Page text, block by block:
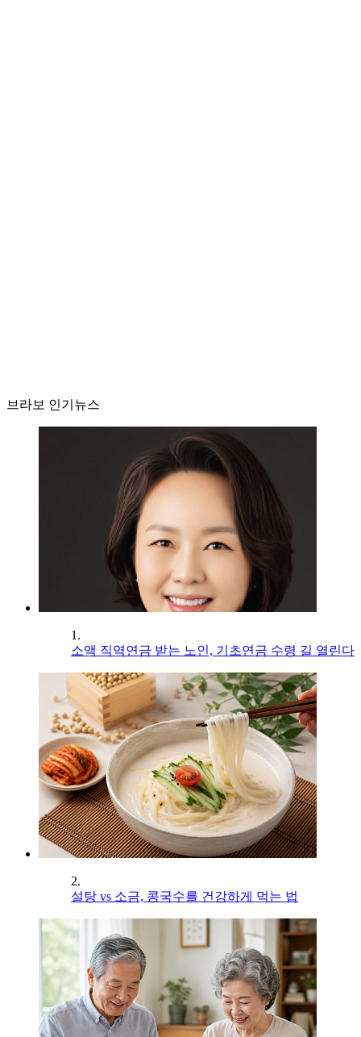
브라보 인기뉴스
1.
소액 직역연금 받는 노인, 기초연금 수령 길 열린다
2.
설탕 vs 소금, 콩국수를 건강하게 먹는 법